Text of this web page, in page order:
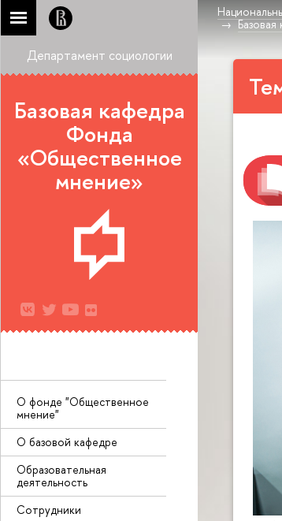
Департамент социологии
Базовая кафедра
Фонда
«Общественное
мнение»
О фонде "Общественное
мнение"
О базовой кафедре
Образовательная
деятельность
Сотрудники